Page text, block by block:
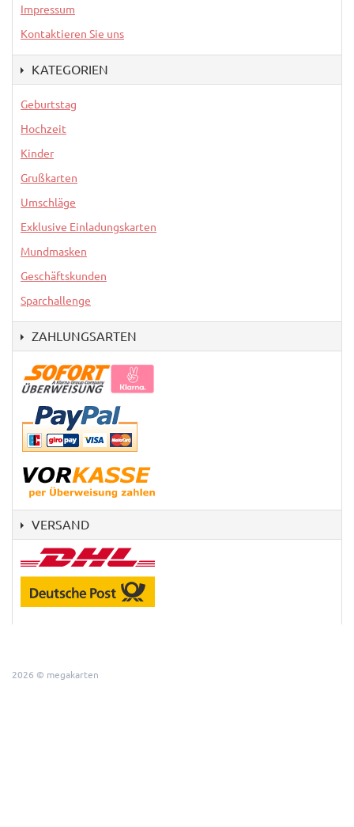
Impressum
Kontaktieren Sie uns
KATEGORIEN
Geburtstag
Hochzeit
Kinder
Grußkarten
Umschläge
Exklusive Einladungskarten
Mundmasken
Geschäftskunden
Sparchallenge
ZAHLUNGSARTEN
VERSAND
2026 © megakarten